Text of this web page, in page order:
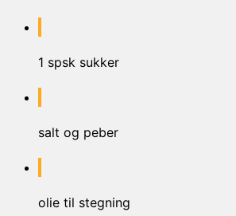
1 spsk sukker
salt og peber
olie til stegning